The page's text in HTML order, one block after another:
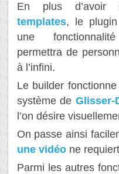
En plus
templates, le plugin
une
permettra de
à l’infini.
Le builder
système deGlisser-
l’on désire
On passe ainsi
une vidéone requiert
Parmi les autres